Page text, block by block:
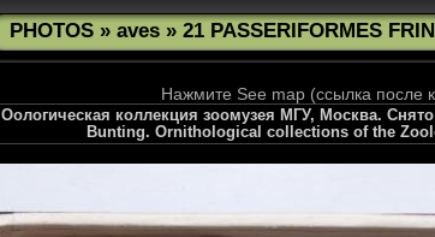
PHOTOS » aves » 21 PASSERIFORMES
Нажмите See map (ссылка после
Оологическая коллекция зоомузея МГУ, Москва.
Bunting. Ornithological collections of the